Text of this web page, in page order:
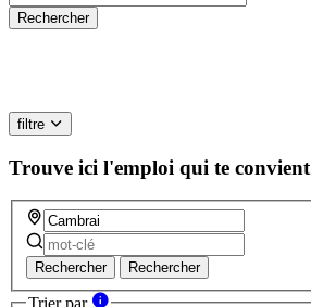
filtre
Trouve ici l'emploi qui te convient
Rechercher Rechercher
Trier par